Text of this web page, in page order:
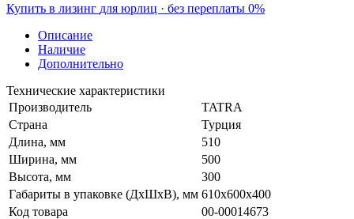
Купить в лизинг для юрлиц · без переплаты 0%
Описание
Наличие
Дополнительно
Технические характеристики
Производитель
TATRA
Страна
Турция
Длина, мм
510
Ширина, мм
500
Высота, мм
300
Габариты в упаковке (ДхШхВ), мм 610х600х400
Код товара
00-00014673